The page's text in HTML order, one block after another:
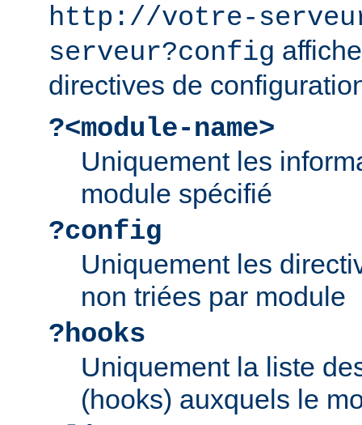
http://votre-
serveur?config
directives de
?<module-name>
Uniquement les
module spécifié
?config
Uniquement les
non triées par module
?hooks
Uniquement la liste
(hooks) auxquels le